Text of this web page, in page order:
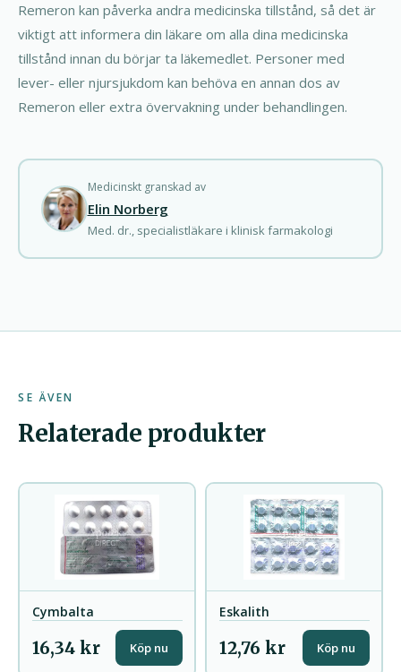
Remeron kan påverka andra medicinska tillstånd, så det är
viktigt att informera din läkare om alla dina medicinska
tillstånd innan du börjar ta läkemedlet. Personer med
lever- eller njursjukdom kan behöva en annan dos av
Remeron eller extra övervakning under behandlingen.
Medicinskt granskad av
Elin Norberg
Med. dr., specialistläkare i klinisk farmakologi
SE ÄVEN
Relaterade produkter
Cymbalta
16,34 kr Köp nu
Eskalith
12,76 kr Köp nu